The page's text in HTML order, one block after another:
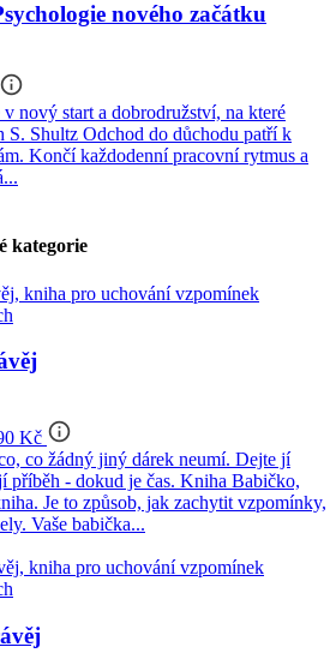
nového začátku
info_outline
nový start a dobrodružství, na které
S. Shultz Odchod do důchodu patří k
Končí každodenní pracovní rytmus a
kategorie
Kč info_outline
co žádný jiný dárek neumí. Dejte jí
příběh - dokud je čas. Kniha Babičko,
Je to způsob, jak zachytit vzpomínky,
Vaše babička...